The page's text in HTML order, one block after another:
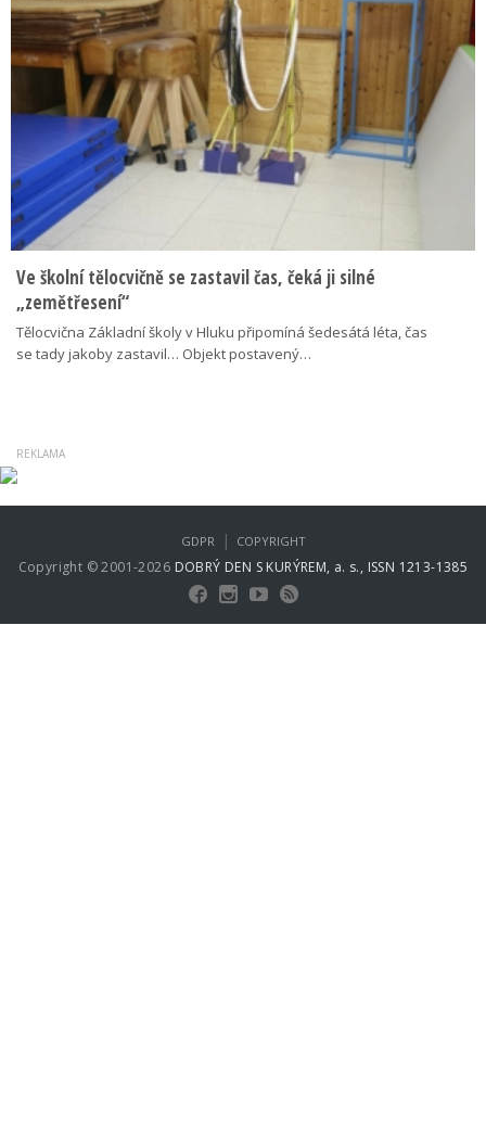
Ve školní tělocvičně se zastavil čas, čeká ji silné
„zemětřesení“
Tělocvična Základní školy v Hluku připomíná šedesátá léta, čas
se tady jakoby zastavil… Objekt postavený…
Copyright © 2001-2026 DOBRÝ DEN S KURÝREM, a. s., ISSN 1213-1385
GDPR | COPYRIGHT